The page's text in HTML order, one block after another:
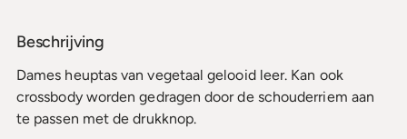
Product
toegevoegd
aan
uw
Beschrijving
Dames heuptas van vegetaal gelooid leer. Kan ook
crossbody worden gedragen door de schouderriem aan
te passen met de drukknop.